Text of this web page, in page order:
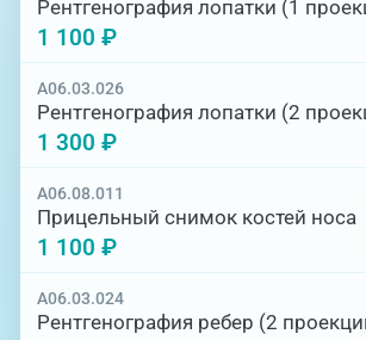
Рентгенография лопатки (1
1 100 ₽
A06.03.026
Рентгенография лопатки (2
1 300 ₽
А06.08.011
Прицельный снимок костей носа
1 100 ₽
A06.03.024
Рентгенография ребер (2